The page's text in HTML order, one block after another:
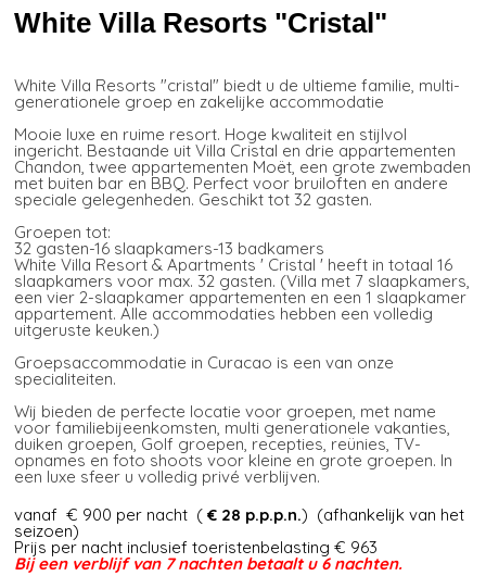
White Villa Resorts "Cristal"
White Villa Resorts "cristal" biedt u de ultieme familie, multi-
generationele groep en zakelijke accommodatie
Mooie luxe en ruime resort. Hoge kwaliteit en stijlvol
ingericht. Bestaande uit Villa Cristal en drie appartementen
Chandon, twee appartementen Moët, een grote zwembaden
met buiten bar en BBQ. Perfect voor bruiloften en andere
speciale gelegenheden. Geschikt tot 32 gasten.
Groepen tot:
32 gasten-16 slaapkamers-13 badkamers
White Villa Resort & Apartments ' Cristal ' heeft in totaal 16
slaapkamers voor max. 32 gasten. (Villa met 7 slaapkamers,
een vier 2-slaapkamer appartementen en een 1 slaapkamer
appartement. Alle accommodaties hebben een volledig
uitgeruste keuken.)
Groepsaccommodatie in Curacao is een van onze
specialiteiten.
Wij bieden de perfecte locatie voor groepen, met name
voor familiebijeenkomsten, multi generationele vakanties,
duiken groepen, Golf groepen, recepties, reünies, TV-
opnames en foto shoots voor kleine en grote groepen. In
een luxe sfeer u volledig privé verblijven.
vanaf € 900 per nacht (€ 28 p.p.p.n.) (afhankelijk van het
seizoen)
Prijs per nacht inclusief toeristenbelasting € 963
Bij een verblijf van 7 nachten betaalt u 6 nachten.